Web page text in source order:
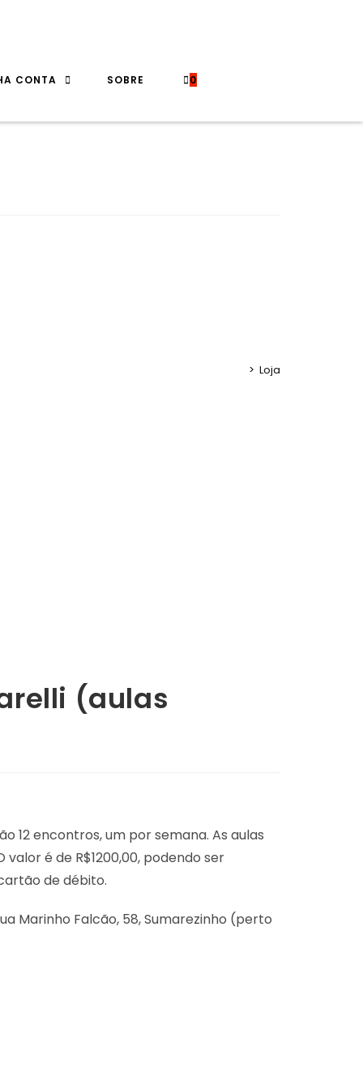
CONTA SOBRE 0
> Loja
(aulas
12 encontros, um por semana. As aulas
valor é de R$1200,00, podendo ser
de débito.
Marinho Falcão, 58, Sumarezinho (perto